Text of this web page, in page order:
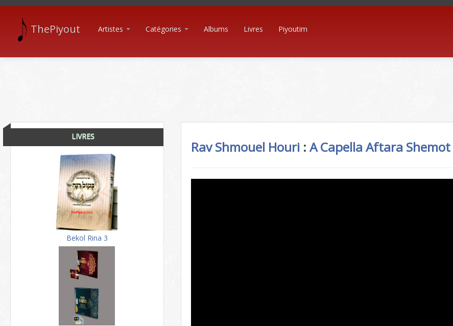
ThePiyout Artistes Catégories Albums Livres Piyoutim
LIVRES
Bekol Rina 3
Rav Shmouel Houri :A Capella Aftara Shemot